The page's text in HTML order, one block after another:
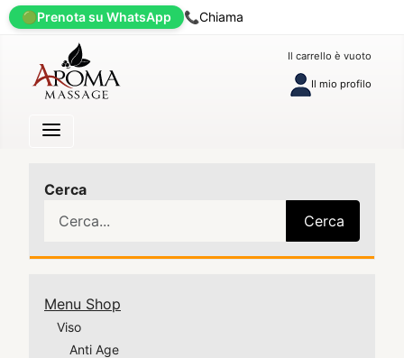
🟢Prenota su WhatsApp 📞Chiama
Il carrello è vuoto
Il mio profilo
Cerca
Cerca
Menu Shop
Viso
Anti Age